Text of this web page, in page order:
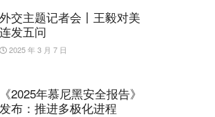
外交主题记者会丨王毅对美
连发五问
2025 年 3 月 7 日
《2025年慕尼黑安全报告》
发布：推进多极化进程